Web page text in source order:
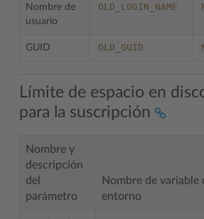
Nombre de
usuario
OLD_LOGIN_NAME
GUID OLD_GUID
Límite de espacio en
para la suscripción
Nombre y
descripción
del
parámetro
Nombre de variable
entorno